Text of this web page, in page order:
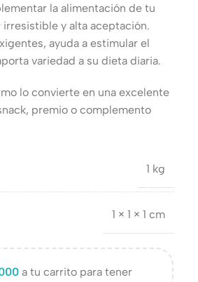
la alimentación de tu
irresistible y alta aceptación.
ayuda a estimular el
variedad a su dieta diaria.
lo convierte en una excelente
premio o complemento
1 kg
1 × 1 × 1 cm
a tu carrito para tener